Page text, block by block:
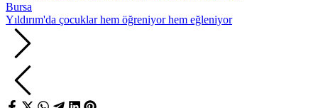
Bursa
Yıldırım'da çocuklar hem öğreniyor hem eğleniyor